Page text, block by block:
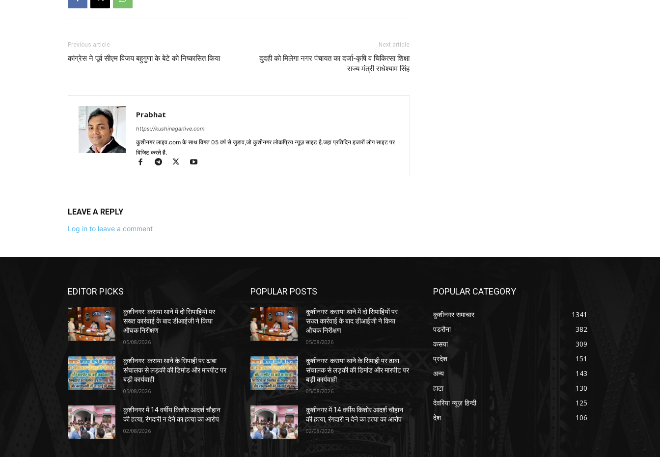
Previous article
कांग्रेस ने पूर्व सीएम विजय बहुगुणा के बेटे को निष्कासित किया
Next article
दुदही को मिलेगा नगर पंचायत का दर्जा-कृषि व चिकित्सा शिक्षा
राज्य मंत्री राधेश्याम सिंह
Prabhat
https://kushinagarlive.com
कुशीनगर लाइव.com के साथ विगत 05 वर्ष से जुडाव,जो कुशीनगर लोकप्रिय न्यूज़ साइट है.जहा प्रतिदिन हजारों लोग साइट पर
विजिट करते है.
LEAVE A REPLY
Log in to leave a comment
EDITOR PICKS
कुशीनगर: कसया थाने में दो सिपाहियों पर
सख्त कार्रवाई के बाद डीआईजी ने किया
औचक निरीक्षण
05/08/2026
कुशीनगर: कसया थाने के सिपाही पर ढाबा
संचालक से लड़की की डिमांड और मारपीट पर
बड़ी कार्यवाही
05/08/2026
कुशीनगर में 14 वर्षीय किशोर आदर्श चौहान
की हत्या, रंगदारी न देने का हत्या का आरोप
02/08/2026
POPULAR POSTS
कुशीनगर: कसया थाने में दो सिपाहियों पर
सख्त कार्रवाई के बाद डीआईजी ने किया
औचक निरीक्षण
05/08/2026
कुशीनगर: कसया थाने के सिपाही पर ढाबा
संचालक से लड़की की डिमांड और मारपीट पर
बड़ी कार्यवाही
05/08/2026
कुशीनगर में 14 वर्षीय किशोर आदर्श चौहान
की हत्या, रंगदारी न देने का हत्या का आरोप
02/08/2026
POPULAR CATEGORY
कुशीनगर समाचार
1341
पडरौना
382
कसया
309
प्रदेश
151
अन्य
143
हाटा
130
देवरिया न्यूज़ हिन्दी
125
देश
106